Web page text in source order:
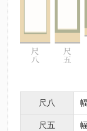
尺八
尺五